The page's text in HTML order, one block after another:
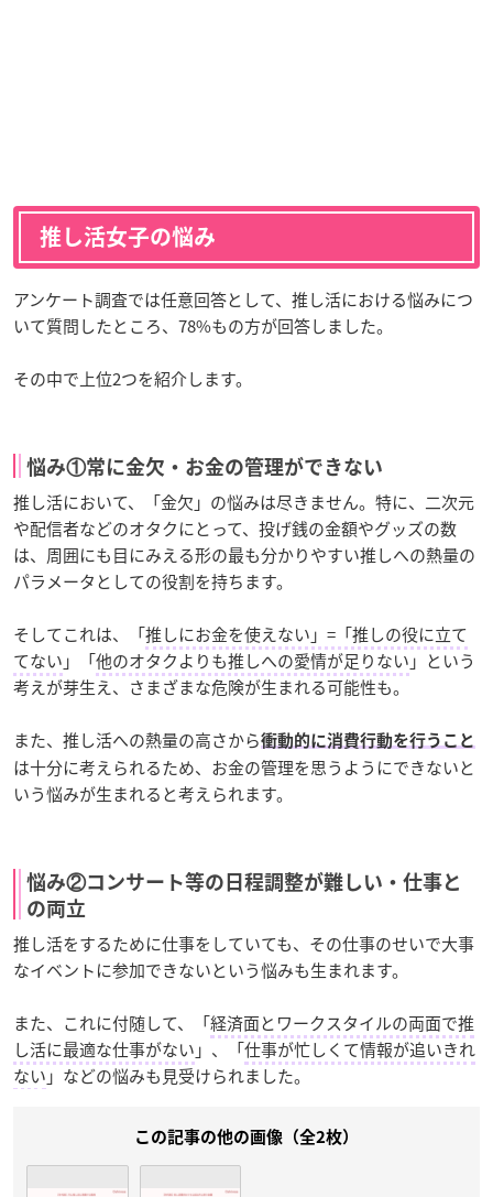
推し活女子の悩み
アンケート調査では任意回答として、推し活における悩みにつ
いて質問したところ、78%もの方が回答しました。
その中で上位2つを紹介します。
悩み①常に金欠・お金の管理ができない
推し活において、「金欠」の悩みは尽きません。特に、二次元
や配信者などのオタクにとって、投げ銭の金額やグッズの数
は、周囲にも目にみえる形の最も分かりやすい推しへの熱量の
パラメータとしての役割を持ちます。
そしてこれは、「推しにお金を使えない」=「推しの役に立て
てない 」「他のオタクよりも推しへの愛情が足りない 」という
考えが芽生え、さまざまな危険が生まれる可能性も。
また、推し活への熱量の高さから衝動的に消費行動を行うこと
は十分に考えられるため、お金の管理を思うようにできないと
いう悩みが生まれると考えられます。
悩み②コンサート等の日程調整が難しい・仕事と
の両立
推し活をするために仕事をしていても、その仕事のせいで大事
なイベントに参加できないという悩みも生まれます。
また、これに付随して、「経済面とワークスタイルの両面で推
し活に最適な仕事がない 」、「仕事が忙しくて情報が追いきれ
ない 」などの悩みも見受けられました。
この記事の他の画像（全2枚）